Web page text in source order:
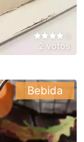
2 votos
Bebida